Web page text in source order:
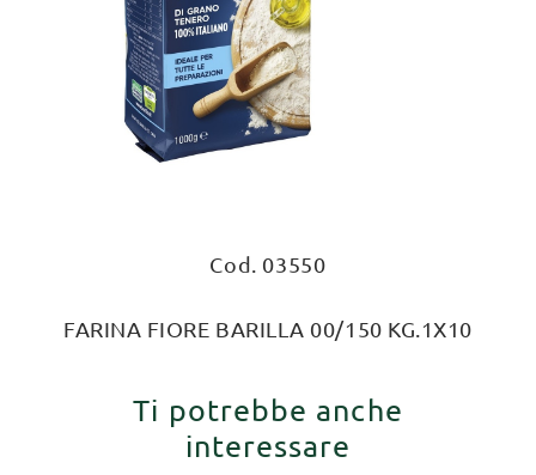
Cod. 03550
FARINA FIORE BARILLA 00/150 KG.1X10
Ti potrebbe anche
interessare